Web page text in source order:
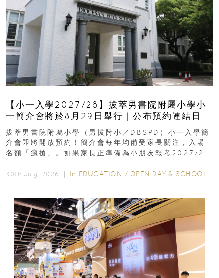
【小一入學2027/28】拔萃男書院附屬小學小
一簡介會將於8月29日舉行｜公布預約連結日期
｜更設有網上重溫
拔萃男書院附屬小學（男拔附小／DBSPD）小一入學簡
介會即將開放預約！簡介會每年均備受家長關注，入場
名額「瘋搶」。如果家長正準備為小朋友報考2027/28
30th July, 2026 ｜ In EDUCATION / OPEN DAY & SCHOOL EVENTS